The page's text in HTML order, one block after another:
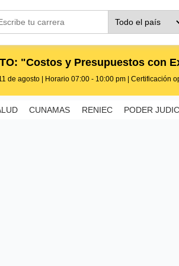
"Costos y Presupuestos con
de agosto | Horario 07:00 - 10:00 pm | Certificación
CUNAMAS RENIEC PODER